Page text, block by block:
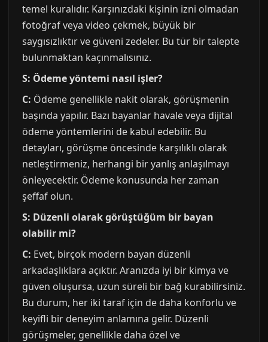
temel kuralıdır. Karşınızdaki kişinin izni olmadan
fotoğraf veya video çekmek, büyük bir
saygısızlıktır ve güveni zedeler. Bu tür bir talepte
bulunmaktan kaçınmalısınız.
S: Ödeme yöntemi nasıl işler?
C: Ödeme genellikle nakit olarak, görüşmenin
başında yapılır. Bazı bayanlar havale veya dijital
ödeme yöntemlerini de kabul edebilir. Bu
detayları, görüşme öncesinde karşılıklı olarak
netleştirmeniz, herhangi bir yanlış anlaşılmayı
önleyecektir. Ödeme konusunda her zaman
şeffaf olun.
S: Düzenli olarak görüştüğüm bir bayan
olabilir mi?
C: Evet, birçok modern bayan düzenli
arkadaşlıklara açıktır. Aranızda iyi bir kimya ve
güven oluşursa, uzun süreli bir bağ kurabilirsiniz.
Bu durum, her iki taraf için de daha konforlu ve
keyifli bir deneyim anlamına gelir. Düzenli
görüşmeler, genellikle daha özel ve